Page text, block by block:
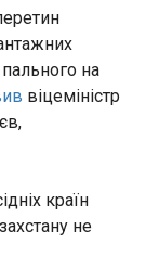
по
про
Втім,
на
віцеміністр
країн
не